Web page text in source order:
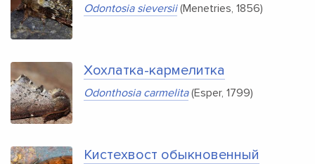
Odontosia sieversii(Menetries, 1856)
Хохлатка-кармелитка
Odonthosia carmelita(Esper, 1799)
Кистехвост обыкновенный